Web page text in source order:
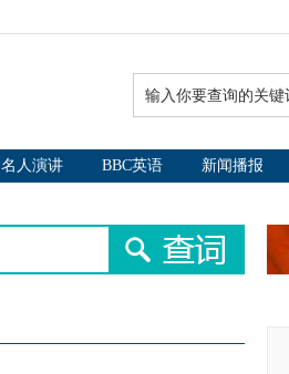
名人演讲 BBC英语 新闻播报